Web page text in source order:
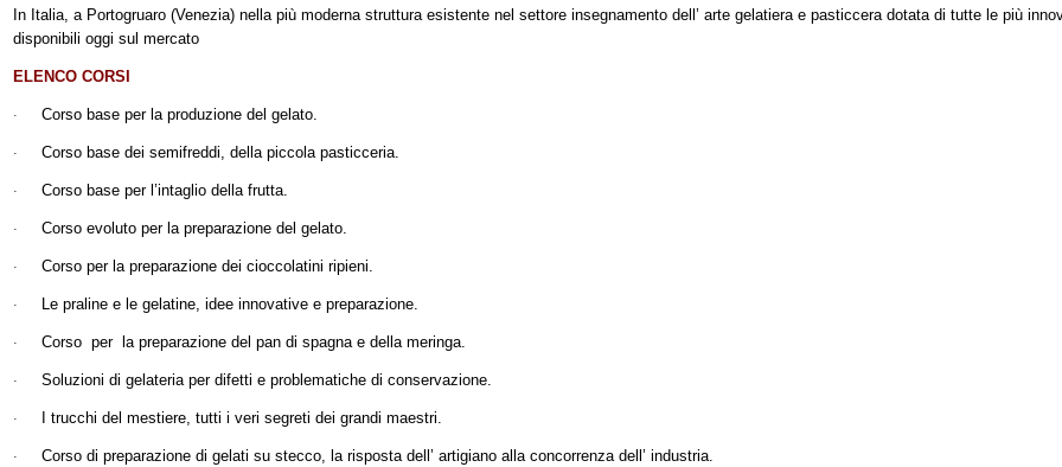
In Italia, a Portogruaro (Venezia) nella più moderna struttura esistente nel settore insegnamento dell’ arte gelatiera e pasticcera dotata di tutte le più
disponibili oggi sul mercato
ELENCO CORSI
· Corso base per la produzione del gelato.
· Corso base dei semifreddi, della piccola pasticceria.
· Corso base per l’intaglio della frutta.
· Corso evoluto per la preparazione del gelato.
· Corso per la preparazione dei cioccolatini ripieni.
· Le praline e le gelatine, idee innovative e preparazione.
· Corso per la preparazione del pan di spagna e della meringa.
· Soluzioni di gelateria per difetti e problematiche di conservazione.
· I trucchi del mestiere, tutti i veri segreti dei grandi maestri.
· Corso di preparazione di gelati su stecco, la risposta dell’ artigiano alla concorrenza dell’ industria.